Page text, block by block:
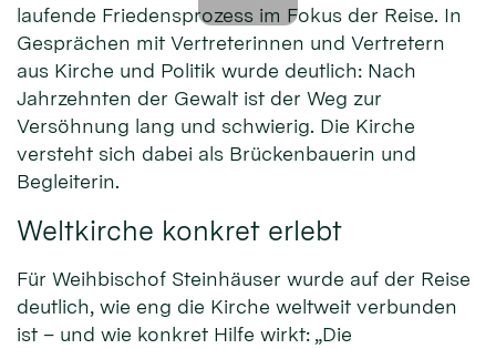
laufende Friedensprozess im Fokus der Reise. In
Gesprächen mit Vertreterinnen und Vertretern
aus Kirche und Politik wurde deutlich: Nach
Jahrzehnten der Gewalt ist der Weg zur
Versöhnung lang und schwierig. Die Kirche
versteht sich dabei als Brückenbauerin und
Begleiterin.
Weltkirche konkret erlebt
Für Weihbischof Steinhäuser wurde auf der Reise
deutlich, wie eng die Kirche weltweit verbunden
ist – und wie konkret Hilfe wirkt: „Die